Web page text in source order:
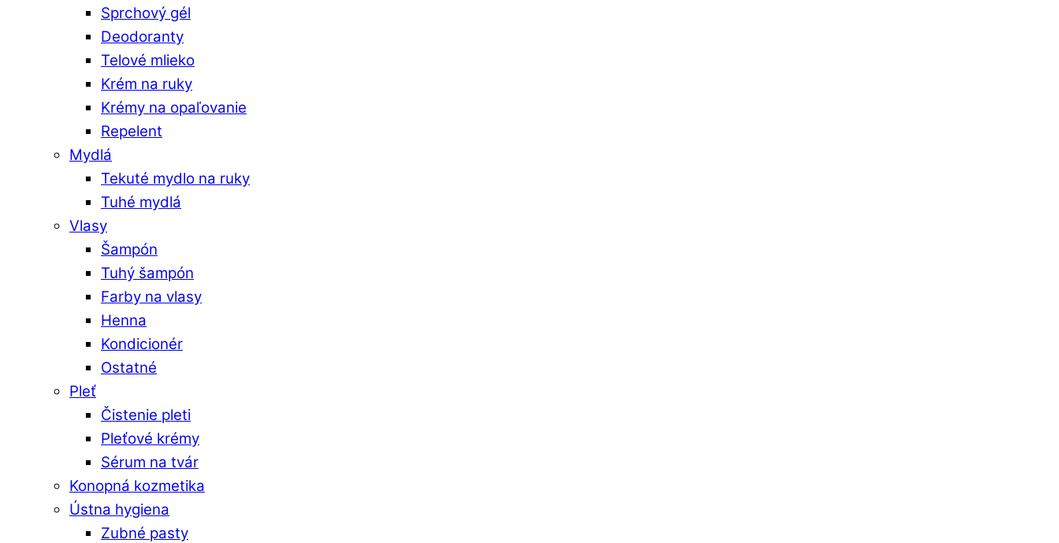
Sprchový gél
Deodoranty
Telové mlieko
Krém na ruky
Krémy na opaľovanie
Repelent
Mydlá
Tekuté mydlo na ruky
Tuhé mydlá
Vlasy
Šampón
Tuhý šampón
Farby na vlasy
Henna
Kondicionér
Ostatné
Pleť
Čistenie pleti
Pleťové krémy
Sérum na tvár
Konopná kozmetika
Ústna hygiena
Zubné pasty